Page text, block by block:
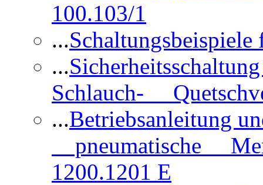
100.103/1
...
...
Schlauch-
...Betriebsanleitung
pneumatische
1200.1201 E